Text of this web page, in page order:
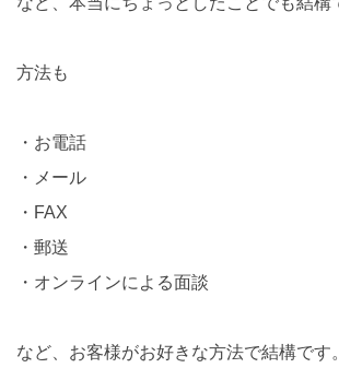
方法も
・お電話
・メール
・FAX
・郵送
・オンラインによる面談
など、お客様がお好きな方法で結構です。